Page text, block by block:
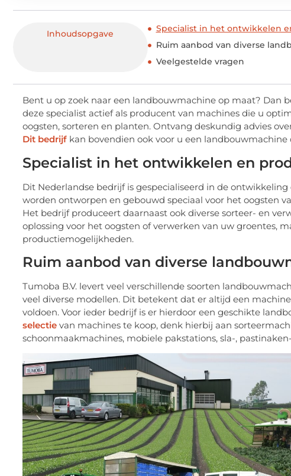
Inhoudsopgave
Specialist in het ontwikkelen
Ruim aanbod van diverse
Veelgestelde vragen
Bent u op zoek naar een landbouwmachine op maat? Dan
deze specialist actief als producent van machines die u
oogsten, sorteren en planten. Ontvang deskundig advies
Dit bedrijf kan bovendien ook voor u een
Specialist in het ontwikkelen en
Dit Nederlandse bedrijf is gespecialiseerd in de
worden ontworpen en gebouwd speciaal voor het oogsten
Het bedrijf produceert daarnaast ook diverse sorteer- en
oplossing voor het oogsten of verwerken van uw groentes,
productiemogelijkheden.
Ruim aanbod van diverse
Tumoba B.V. levert veel verschillende soorten
veel diverse modellen. Dit betekent dat er altijd een
voldoen. Voor ieder bedrijf is er hierdoor een geschikte
selectie van machines te koop, denk hierbij aan
schoonmaakmachines, mobiele pakstations, sla-,